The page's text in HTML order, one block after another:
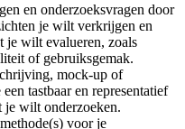
en onderzoeksvragen door
je wilt verkrijgen en
je wilt evalueren, zoals
of gebruiksgemak.
mock-up of
tastbaar en representatief
je wilt onderzoeken.
voor je